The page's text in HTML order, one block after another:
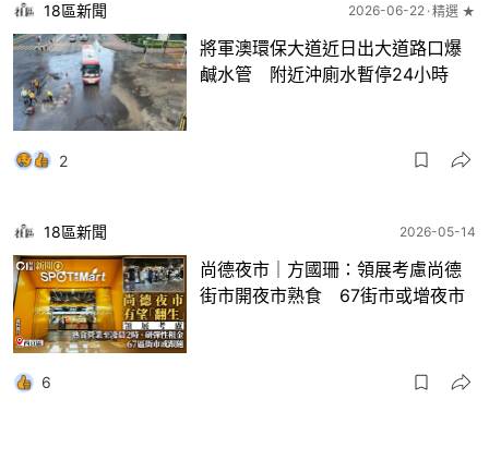
18區新聞 2026-06-22 精選 ★
將軍澳環保大道近日出大道路口爆
鹹水管 附近沖廁水暫停24小時
2
18區新聞 2026-05-14
尚德夜市｜方國珊：領展考慮尚德
街市開夜市熟食 67街市或增夜市
6